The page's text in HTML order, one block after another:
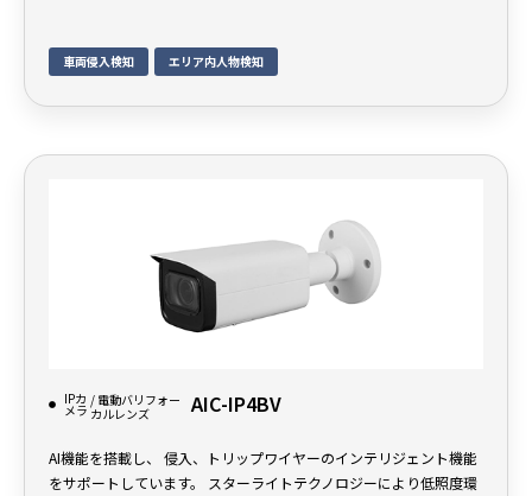
車両侵入検知 エリア内人物検知
IPカ
メラ
/ 電動バリフォー
カルレンズ
AIC-IP4BV
AI機能を搭載し、 侵入、トリップワイヤーのインテリジェント機能
をサポートしています。 スターライトテクノロジーにより低照度環